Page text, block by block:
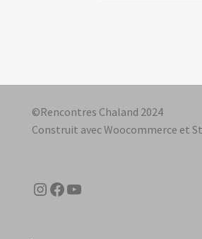
©Rencontres Chaland 2024
Construit avec Woocommerce et
Instagram
Facebook
YouTube